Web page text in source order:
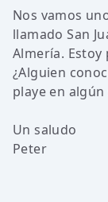
Nos vamos
llamado San
Almería.
¿Alguien
playe en algún
Un saludo
Peter